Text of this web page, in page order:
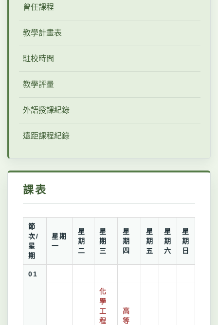
曾任課程
教學計畫表
駐校時間
教學評量
外語授課紀錄
遠距課程紀錄
課表
節
次/
星
期
星期
一
星
期
二
星
期
三
星
期
四
星
期
五
星
期
六
星
期
日
01
化
學
工
程
高
等